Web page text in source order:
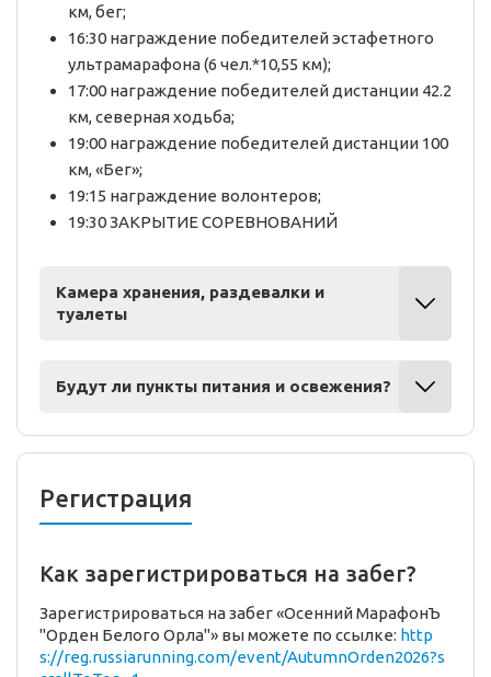
км, бег;
16:30 награждение победителей эстафетного
ультрамарафона (6 чел.*10,55 км);
17:00 награждение победителей дистанции 42.2
км, северная ходьба;
19:00 награждение победителей дистанции 100
км, «Бег»;
19:15 награждение волонтеров;
19:30 ЗАКРЫТИЕ СОРЕВНОВАНИЙ
Камера хранения, раздевалки и
туалеты
Будут ли пункты питания и освежения?
Регистрация
Как зарегистрироваться на забег?
Зарегистрироваться на забег «Осенний МарафонЪ
"Орден Белого Орла"» вы можете по ссылке: http
s://reg.russiarunning.com/event/AutumnOrden2026?s